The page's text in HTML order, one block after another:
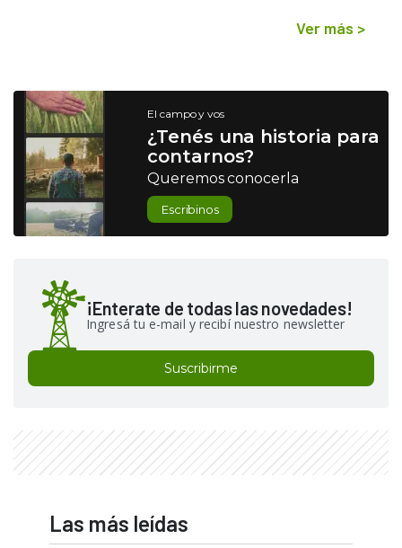
Ver más >
El campo y vos
¿Tenés una historia para
contarnos?
Queremos conocerla
Escribinos
¡Enterate de todas las novedades!
Ingresá tu e-mail y recibí nuestro newsletter
Suscribirme
Las más leídas